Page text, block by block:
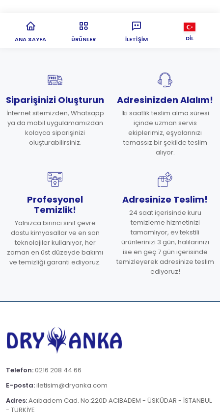
ANA SAYFA ÜRÜNLER İLETIŞIM DIL
Siparişinizi Oluşturun
İnternet sitemizden, Whatsapp
ya da mobil uygulamamızdan
kolayca siparişinizi
oluşturabilirsiniz.
Adresinizden Alalım!
İki saatlik teslim alma süresi
içinde uzman servis
ekiplerimiz, eşyalarınızı
temassız bir şekilde teslim
alıyor.
Profesyonel
Temizlik!
Yalnızca birinci sınıf çevre
dostu kimyasallar ve en son
teknolojiler kullanıyor, her
zaman en üst düzeyde bakımı
ve temizliği garanti ediyoruz.
Adresinize Teslim!
24 saat içerisinde kuru
temizleme hizmetinizi
tamamlıyor, ev tekstili
ürünlerinizi 3 gün, halılarınızı
ise en geç 7 gün içerisinde
temizleyerek adresinize teslim
ediyoruz!
Telefon:0216 208 44 66
E-posta:iletisim@dryanka.com
Adres:Acıbadem Cad. No:220D ACIBADEM - ÜSKÜDAR - İSTANBUL
- TÜRKİYE